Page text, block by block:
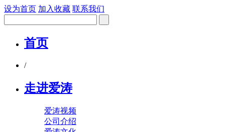
设为首页 加入收藏 联系我们
首页
/
走进爱涛
爱涛视频
公司介绍